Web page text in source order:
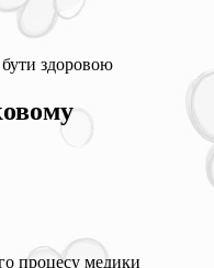
здоровою
процесу медики